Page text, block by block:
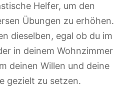
Helfer, um den
Übungen zu erhöhen.
dieselben, egal ob du im
in deinem Wohnzimmer
deinen Willen und deine
gezielt zu setzen.